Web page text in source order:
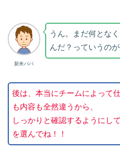
新米パパ
うん。まだ何とな
んだ？っていうの
後は、本当にチームによって
も内容も全然違うから、
しっかりと確認するようにし
を選んでね！！